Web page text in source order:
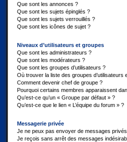
Que sont les annonces ?
Que sont les sujets épinglés ?
Que sont les sujets verrouillés ?
Que sont les icônes de sujet ?
Niveaux d’utilisateurs et groupes
Que sont les administrateurs ?
Que sont les modérateurs ?
Que sont les groupes d’utilisateurs ?
Où trouver la liste des groupes d’utilisateurs
Comment devenir chef de groupe ?
Pourquoi certains membres apparaissent
Qu’est-ce qu’un « Groupe par défaut » ?
Qu’est-ce que le lien « L’équipe du forum » ?
Messagerie privée
Je ne peux pas envoyer de messages
Je reçois sans arrêt des messages